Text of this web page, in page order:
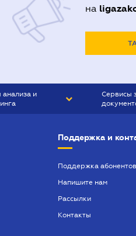
на
анализа и
Сервисы
Поддержка и
Поддержка абонентов
Напишите нам
Рассылки
Контакты